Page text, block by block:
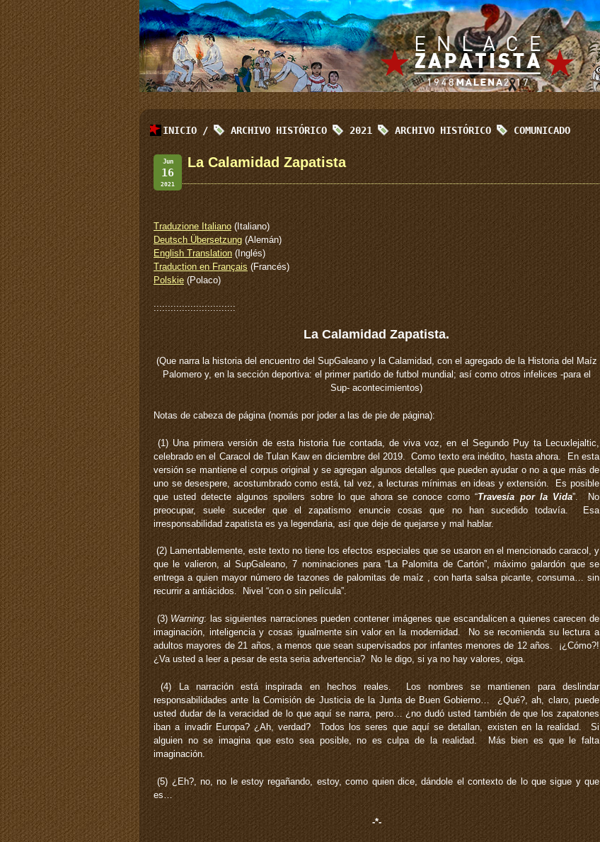
INICIO / ARCHIVO HISTÓRICO 2021 ARCHIVO HISTÓRICO COMUNICADO
Jun
16
2021
La Calamidad Zapatista
Traduzione Italiano (Italiano)
Deutsch Übersetzung (Alemán)
English Translation (Inglés)
Traduction en Français (Francés)
Polskie (Polaco)
:::::::::::::::::::::::::::::
La Calamidad Zapatista.
(Que narra la historia del encuentro del SupGaleano y la Calamidad, con el agregado de la Historia del Maíz
Palomero y, en la sección deportiva: el primer partido de futbol mundial; así como otros infelices -para el
Sup- acontecimientos)
Notas de cabeza de página (nomás por joder a las de pie de página):
(1) Una primera versión de esta historia fue contada, de viva voz, en el Segundo Puy ta Lecuxlejaltic,
celebrado en el Caracol de Tulan Kaw en diciembre del 2019. Como texto era inédito, hasta ahora. En esta
versión se mantiene el corpus original y se agregan algunos detalles que pueden ayudar o no a que más de
uno se desespere, acostumbrado como está, tal vez, a lecturas mínimas en ideas y extensión. Es posible
que usted detecte algunos spoilers sobre lo que ahora se conoce como “Travesía por la Vida”. No
preocupar, suele suceder que el zapatismo enuncie cosas que no han sucedido todavía. Esa
irresponsabilidad zapatista es ya legendaria, así que deje de quejarse y mal hablar.
(2) Lamentablemente, este texto no tiene los efectos especiales que se usaron en el mencionado caracol, y
que le valieron, al SupGaleano, 7 nominaciones para “La Palomita de Cartón”, máximo galardón que se
entrega a quien mayor número de tazones de palomitas de maíz , con harta salsa picante, consuma… sin
recurrir a antiácidos. Nivel “con o sin película”.
(3) Warning: las siguientes narraciones pueden contener imágenes que escandalicen a quienes carecen de
imaginación, inteligencia y cosas igualmente sin valor en la modernidad. No se recomienda su lectura a
adultos mayores de 21 años, a menos que sean supervisados por infantes menores de 12 años. ¡¿Cómo?!
¿Va usted a leer a pesar de esta seria advertencia? No le digo, si ya no hay valores, oiga.
(4) La narración está inspirada en hechos reales. Los nombres se mantienen para deslindar
responsabilidades ante la Comisión de Justicia de la Junta de Buen Gobierno… ¿Qué?, ah, claro, puede
usted dudar de la veracidad de lo que aquí se narra, pero… ¿no dudó usted también de que los zapatones
iban a invadir Europa? ¿Ah, verdad? Todos los seres que aquí se detallan, existen en la realidad. Si
alguien no se imagina que esto sea posible, no es culpa de la realidad. Más bien es que le falta
imaginación.
(5) ¿Eh?, no, no le estoy regañando, estoy, como quien dice, dándole el contexto de lo que sigue y que
es…
-*-